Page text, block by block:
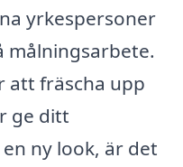
yrkespersoner
målningsarbete.
att fräscha upp
ge ditt
ny look, är det